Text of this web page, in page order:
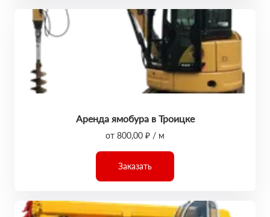
Аренда ямобура в Троицке
от 800,00 ₽ / м
Заказать